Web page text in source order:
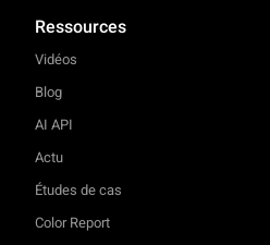
Ressources
Vidéos
Blog
AI API
Actu
Études de cas
Color Report